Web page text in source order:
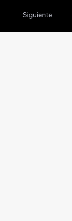
Siguiente